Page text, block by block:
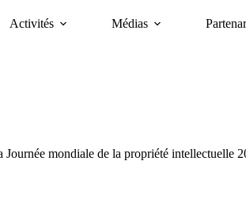
Activités Médias
Journée mondiale de la propriété